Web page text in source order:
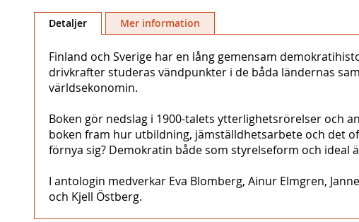
till
bildgalleriet
Detaljer
Finland och Sverige har en lång gemensam
drivkrafter studeras vändpunkter i de båda ländernas
världsekonomin.
Boken gör nedslag i 1900-talets ytterlighetsrörelser och
boken fram hur utbildning, jämställdhetsarbete och det
förnya sig? Demokratin både som styrelseform och ideal
I antologin medverkar Eva Blomberg, Ainur Elmgren,
och Kjell Östberg.
Mer information